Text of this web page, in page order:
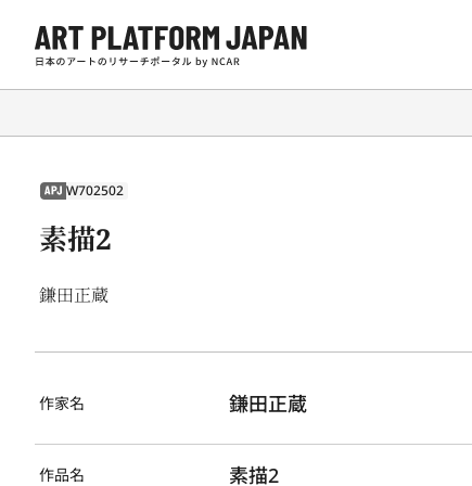
APJ W702502
素描2
鎌田正蔵
作家名 鎌田正蔵
作品名 素描2